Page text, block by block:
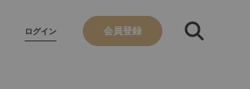
ログイン 会員登録